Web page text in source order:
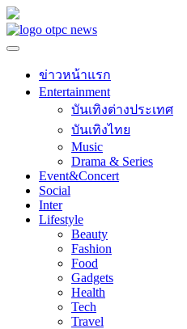
Skip
to
ข่าวหน้าแรก
Entertainment
บันเทิงต่างประเทศ
บันเทิงไทย
Music
Drama & Series
Event&Concert
Social
Inter
Lifestyle
Beauty
Fashion
Food
Gadgets
Health
Tech
Travel